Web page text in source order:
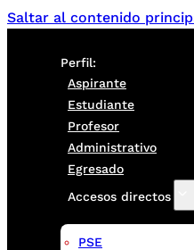
Saltar al contenido
Perfil:
Aspirante
Estudiante
Profesor
Administrativo
Egresado
Accesos directos
PSE